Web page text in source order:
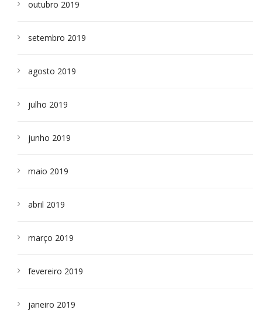
outubro 2019
setembro 2019
agosto 2019
julho 2019
junho 2019
maio 2019
abril 2019
março 2019
fevereiro 2019
janeiro 2019